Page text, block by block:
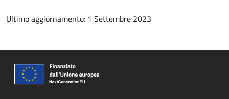
Ultimo aggiornamento: 1 Settembre 2023